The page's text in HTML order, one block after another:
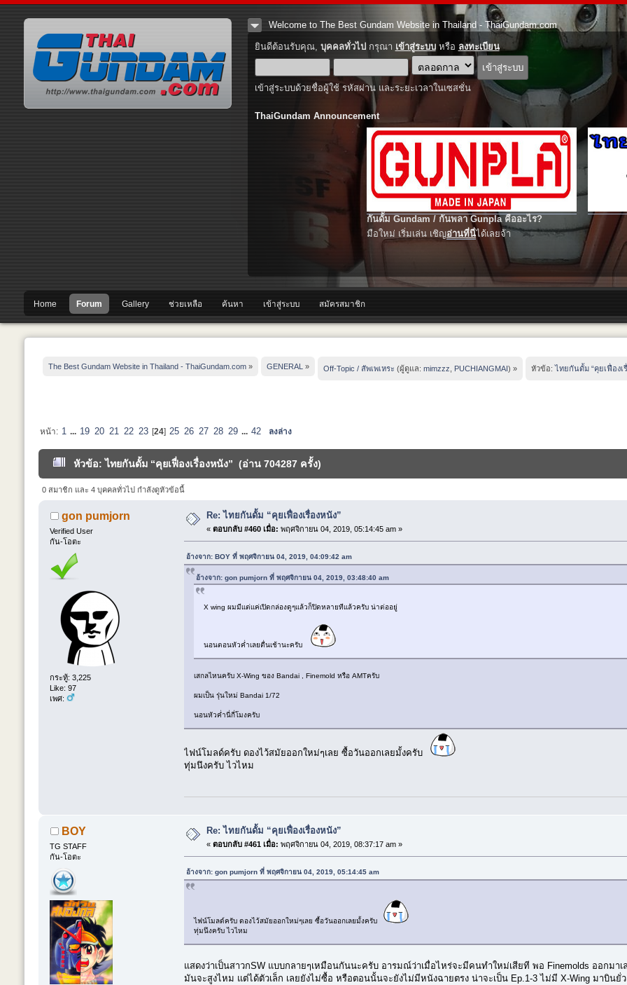
Welcome to The Best Gundam Website in Thailand - ThaiGundam.com
ยินดีต้อนรับคุณ, บุคคลทั่วไปกรุณา เข้าสู่ระบบหรือ ลงทะเบียน
เข้าสู่ระบบด้วยชื่อผู้ใช้ รหัสผ่าน และระยะเวลาในเซสชั่น
ThaiGundam Announcement
กันดั้ม Gundam / กันพลา Gunpla คืออะไร?
มือใหม่ เริ่มเล่น เชิญอ่านที่นี่ได้เลยจ้า
Home Forum Gallery ช่วยเหลือ ค้นหา เข้าสู่ระบบ สมัครสมาชิก
The Best Gundam Website in Thailand - ThaiGundam.com » GENERAL » Off-Topic / สัพเพเหระ (ผู้ดูแล:mimzzz PUCHIANGMAI) » หัวข้อ:ไทยกันดั้ม “คุยเฟื่องเ
หน้า: 1 ... 19 20 21 22 23 [24] 25 26 27 28 29 ... 42 ลงล่าง
หัวข้อ: ไทยกันดั้ม “คุยเฟื่องเรื่องหนัง” (อ่าน 704287 ครั้ง)
0 สมาชิก และ 4 บุคคลทั่วไป กำลังดูหัวข้อนี้
gon pumjorn
Verified User
กัน-โอตะ
กระทู้: 3,225
Like: 97
เพศ:
Re: ไทยกันดั้ม “คุยเฟื่องเรื่องหนัง”
«ตอบกลับ #460 เมื่อ: พฤศจิกายน 04, 2019, 05:14:45 am »
อ้างจาก: BOY ที่ พฤศจิกายน 04, 2019, 04:09:42 am
อ้างจาก: gon pumjorn ที่ พฤศจิกายน 04, 2019, 03:48:40 am
X wing ผมมีเเต่เเค่เปิดกล่องดูๆเเล้วก็ปิดหลายทีเเล้วครับ น่าต่ออยู่
นอนตอนหัวค่ำเลยตื่นเช้านะครับ
เสกลไหนครับ X-Wing ของ Bandai , Finemold หรือ AMTครับ
ผมเป็น รุ่นใหม่ Bandai 1/72
นอนหัวค่ำนี่กี่โมงครับ
ไฟน์โมลด์ครับ ดองไว้สมัยออกใหม่ๆเลย ซื้อวันออกเลยมั้งครับ
ทุ่มนึงครับ ไวไหม
BOY
TG STAFF
กัน-โอตะ
Re: ไทยกันดั้ม “คุยเฟื่องเรื่องหนัง”
«ตอบกลับ #461 เมื่อ: พฤศจิกายน 04, 2019, 08:37:17 am »
อ้างจาก: gon pumjorn ที่ พฤศจิกายน 04, 2019, 05:14:45 am
ไฟน์โมลด์ครับ ดองไว้สมัยออกใหม่ๆเลย ซื้อวันออกเลยมั้งครับ
ทุ่มนึงครับ ไวไหม
แสดงว่าเป็นสาวกSW แบบกลายๆเหมือนกันนะครับ อารมณ์ว่าเมื่อไหร่จะมีคนทำใหม่เสียที พอ Finemolds ออกมา
มันจะสูงไหม แต่ได้ตัวเล็ก เลยยังไม่ซื้อ หรือตอนนั้นจะยังไม่มีหนังฉายตรง น่าจะเป็น Ep.1-3 ไม่มี X-Wing มาบินยั่ว